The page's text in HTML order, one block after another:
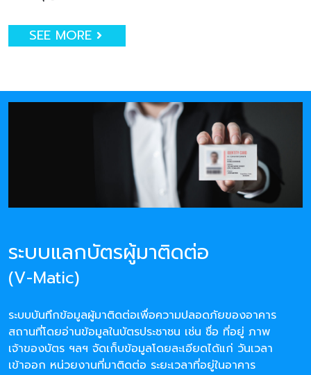
SEE MORE
ระบบแลกบัตรผู้มาติดต่อ
(V-Matic)
ระบบบันทึกข้อมูลผู้มาติดต่อเพื่อความปลอดภัยของอาคาร
สถานที่โดยอ่านข้อมูลในบัตรประชาชน เช่น ชื่อ ที่อยู่ ภาพ
เจ้าของบัตร ฯลฯ จัดเก็บข้อมูลโดยละเอียดได้แก่ วันเวลา
เข้าออก หน่วยงานที่มาติดต่อ ระยะเวลาที่อยู่ในอาคาร